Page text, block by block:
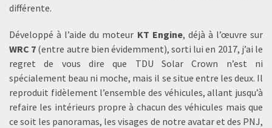
différente.
Développé à l’aide du moteur KT Engine, déjà à l’œuvre sur
WRC 7 (entre autre bien évidemment), sorti lui en 2017, j’ai le
regret de vous dire que TDU Solar Crown n’est ni
spécialement beau ni moche, mais il se situe entre les deux. Il
reproduit fidèlement l’ensemble des véhicules, allant jusqu’à
refaire les intérieurs propre à chacun des véhicules mais que
ce soit les panoramas, les visages de notre avatar et des PNJ,